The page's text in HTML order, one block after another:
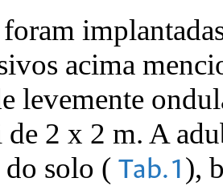
acima
levemente
2 x 2 m. A
solo ( Tab.1),